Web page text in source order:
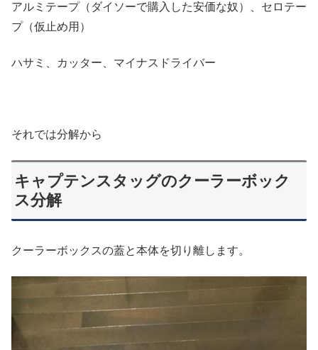
アルミテープ（ダイソーで購入した安価な奴）、セロテー
プ（仮止め用）
ハサミ、カッター、マイナスドライバー
それでは分解から
キャプテンスタッグのクーラーボック
ス分解
クーラーボックスの蓋と本体を切り離します。